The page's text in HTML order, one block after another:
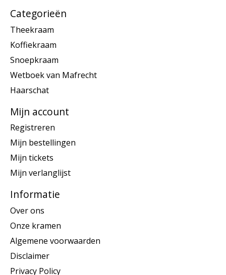
Categorieën
Theekraam
Koffiekraam
Snoepkraam
Wetboek van Mafrecht
Haarschat
Mijn account
Registreren
Mijn bestellingen
Mijn tickets
Mijn verlanglijst
Informatie
Over ons
Onze kramen
Algemene voorwaarden
Disclaimer
Privacy Policy